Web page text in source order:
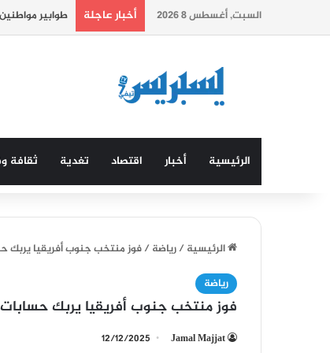
السبت, أغسطس 8 2026 أخبار عاجلة المغرب يحتل المرتبة 76 عالميا في مؤشر
الرئيسية أخبار اقتصاد تغدية ثقافة
الرئيسية/رياضة/فوز منتخب جنوب أفريقيا يربك
رياضة
فوز منتخب جنوب أفريقيا يربك
Jamal Majjat
12/12/2025